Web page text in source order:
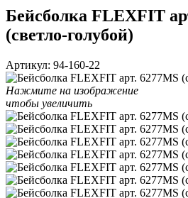
Бейсболка FLEXFIT
(светло-голубой)
Артикул: 94-160-22
Нажмите на изображение
чтобы увеличить